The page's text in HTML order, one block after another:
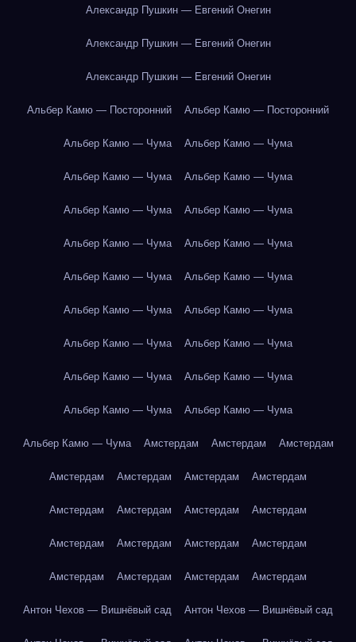
Александр Пушкин — Евгений Онегин
Александр Пушкин — Евгений Онегин
Александр Пушкин — Евгений Онегин
Альбер Камю — Посторонний Альбер Камю — Посторонний
Альбер Камю — Чума Альбер Камю — Чума
Альбер Камю — Чума Альбер Камю — Чума
Альбер Камю — Чума Альбер Камю — Чума
Альбер Камю — Чума Альбер Камю — Чума
Альбер Камю — Чума Альбер Камю — Чума
Альбер Камю — Чума Альбер Камю — Чума
Альбер Камю — Чума Альбер Камю — Чума
Альбер Камю — Чума Альбер Камю — Чума
Альбер Камю — Чума Альбер Камю — Чума
Альбер Камю — Чума Амстердам Амстердам Амстердам
Амстердам Амстердам Амстердам Амстердам
Амстердам Амстердам Амстердам Амстердам
Амстердам Амстердам Амстердам Амстердам
Амстердам Амстердам Амстердам Амстердам
Антон Чехов — Вишнёвый сад Антон Чехов — Вишнёвый сад